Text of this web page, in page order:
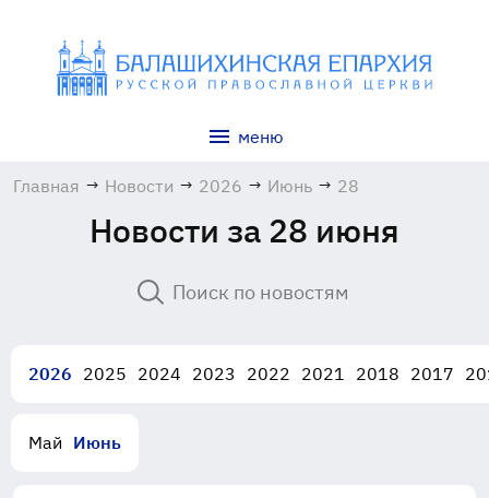
меню
Главная → Новости → 2026 → Июнь → 28
Новости за 28 июня
2026 2025 2024 2023 2022 2021 2018 2017
Май Июнь